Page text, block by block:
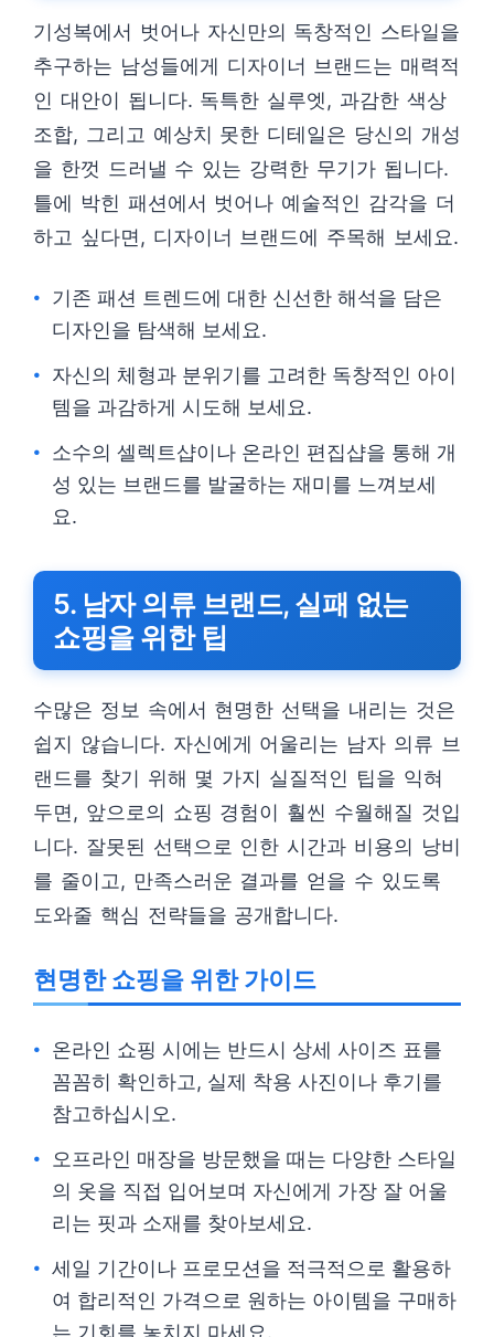
기성복에서 벗어나 자신만의 독창적인 스타일을
추구하는 남성들에게 디자이너 브랜드는 매력적
인 대안이 됩니다. 독특한 실루엣, 과감한 색상
조합, 그리고 예상치 못한 디테일은 당신의 개성
을 한껏 드러낼 수 있는 강력한 무기가 됩니다.
틀에 박힌 패션에서 벗어나 예술적인 감각을 더
하고 싶다면, 디자이너 브랜드에 주목해 보세요.
기존 패션 트렌드에 대한 신선한 해석을 담은
디자인을 탐색해 보세요.
자신의 체형과 분위기를 고려한 독창적인 아이
템을 과감하게 시도해 보세요.
소수의 셀렉트샵이나 온라인 편집샵을 통해 개
성 있는 브랜드를 발굴하는 재미를 느껴보세
요.
5. 남자 의류 브랜드, 실패 없는
쇼핑을 위한 팁
수많은 정보 속에서 현명한 선택을 내리는 것은
쉽지 않습니다. 자신에게 어울리는 남자 의류 브
랜드를 찾기 위해 몇 가지 실질적인 팁을 익혀
두면, 앞으로의 쇼핑 경험이 훨씬 수월해질 것입
니다. 잘못된 선택으로 인한 시간과 비용의 낭비
를 줄이고, 만족스러운 결과를 얻을 수 있도록
도와줄 핵심 전략들을 공개합니다.
현명한 쇼핑을 위한 가이드
온라인 쇼핑 시에는 반드시 상세 사이즈 표를
꼼꼼히 확인하고, 실제 착용 사진이나 후기를
참고하십시오.
오프라인 매장을 방문했을 때는 다양한 스타일
의 옷을 직접 입어보며 자신에게 가장 잘 어울
리는 핏과 소재를 찾아보세요.
세일 기간이나 프로모션을 적극적으로 활용하
여 합리적인 가격으로 원하는 아이템을 구매하